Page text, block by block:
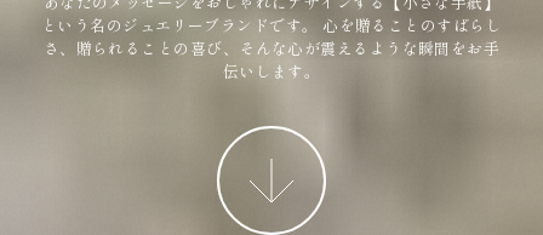
という名のジュエリーブランドです。
心を贈ることのすばらし
さ、贈られることの喜び、そんな心が震えるような瞬間をお手
伝いします。